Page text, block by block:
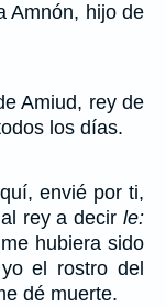
Amnón, hijo de
Amiud, rey de
los días.
envié por ti,
rey a decir le:
hubiera sido
el rostro del
dé muerte.